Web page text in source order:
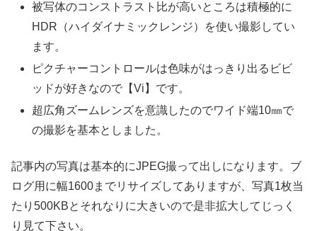
被写体のコンストラスト比が高いところは積極的に
HDR（ハイダイナミックレンジ）を使い撮影してい
ます。
ピクチャーコントロールは色味がはっきり出るビビ
ッドが好きなので【Vi】です。
超広角ズームレンズを意識したのでワイド端10㎜で
の撮影を基本としました。
記事内の写真は基本的にJPEG撮って出しになります。ブ
ログ用に幅1600までリサイズしてありますが、写真1枚当
たり500KBとそれなりに大きいので是非拡大してじっく
り見て下さい。